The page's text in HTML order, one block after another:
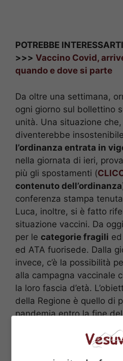
POTREBBE
>>> Vaccino Covid,
quando e dove si parte
Da oltre una settimana,
ogni giorno sul bollettino
unità. Una situazione
diventerebbe
l’ordinanza entrata in
nella giornata di ieri,
più gli spostamenti (
contenuto dell’ordinanza
conferenza stampa
Luca, inoltre, si è fatto
situazione vaccini. Da
per le categorie fragili
ed ATA fuorisede. Dalla
invece, c’è la possibilità
alla campagna vaccinale
la loro fascia d’età.
della Regione è quello di
pandemia entro la fine